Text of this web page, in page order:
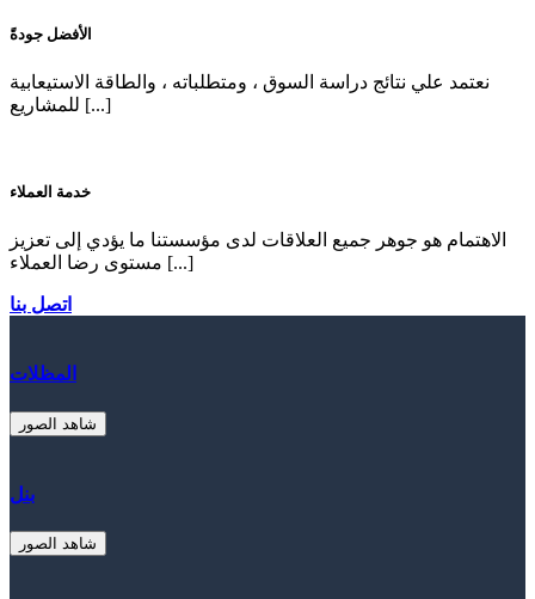
الأفضل جودةً
نعتمد علي نتائج دراسة السوق ، ومتطلباته ، والطاقة الاستيعابية
للمشاريع [...]
خدمة العملاء
الاهتمام هو جوهر جميع العلاقات لدى مؤسستنا ما يؤدي إلى تعزيز
مستوى رضا العملاء [...]
اتصل بنا
المظلات
شاهد الصور
بنل
شاهد الصور